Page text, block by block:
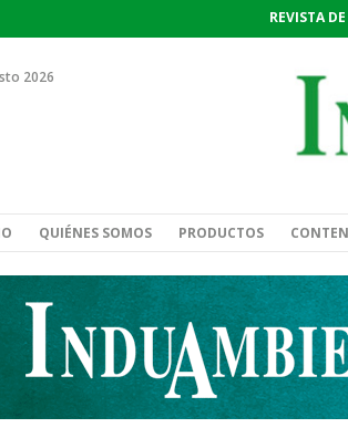
REVISTA
2026
QUIÉNES SOMOS PRODUCTOS